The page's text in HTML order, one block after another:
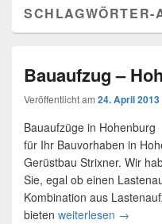
SCHLAGWÖRTER-
Bauaufzug –
Veröffentlicht am 24. April 2013
Bauaufzüge in
für Ihr Bauvorhaben in
Gerüstbau Strixner. Wir
Sie, egal ob einen
Kombination aus
bieten weiterlesen →